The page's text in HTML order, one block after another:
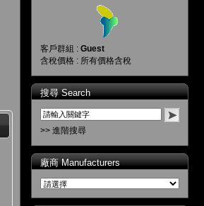
客戶群組 : Guest
含稅價格 : 所有價格含稅
搜尋 Search
>> 進階搜尋
廠商 Manufacturers